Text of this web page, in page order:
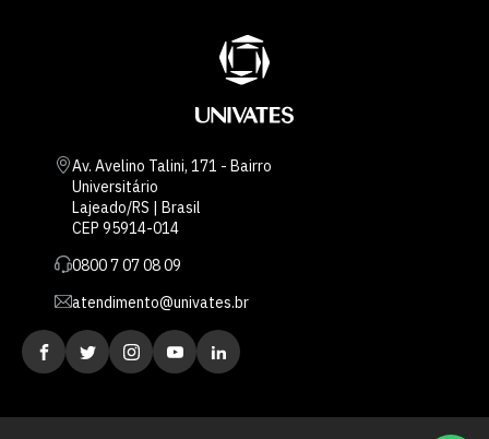
Av. Avelino Talini, 171 - Bairro
Universitário
Lajeado/RS | Brasil
CEP 95914-014
0800 7 07 08 09
atendimento@univates.br